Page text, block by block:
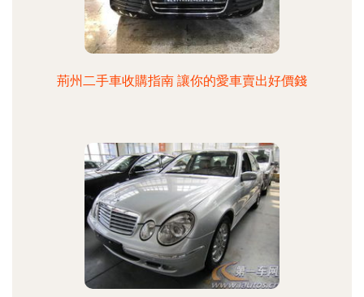
荊州二手車收購指南 讓你的愛車賣出好價錢